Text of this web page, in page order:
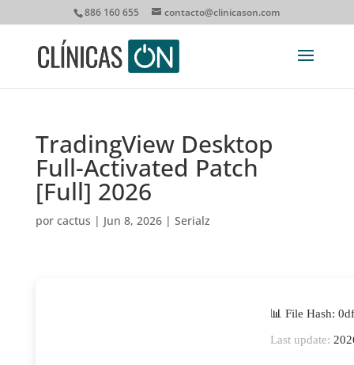
886 160 655 contacto@clinicason.com
TradingView Desktop
Full-Activated Patch
[Full] 2026
por cactus | Jun 8, 2026| Serialz
📊 File Hash:
Last update: